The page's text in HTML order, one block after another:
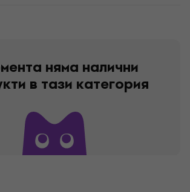
няма налични
в тази категория